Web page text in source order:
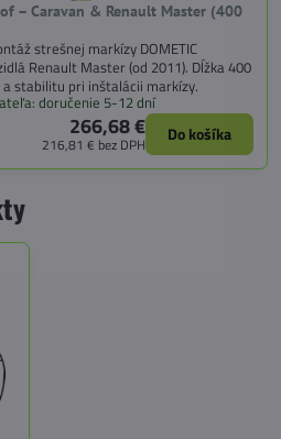
– Caravan & Renault Master (400
strešnej markízy DOMETIC
Renault Master (od 2011). Dĺžka 400
stabilitu pri inštalácii markízy.
doručenie 5-12 dní
266,68 €
216,81 € bez DPH Do košíka